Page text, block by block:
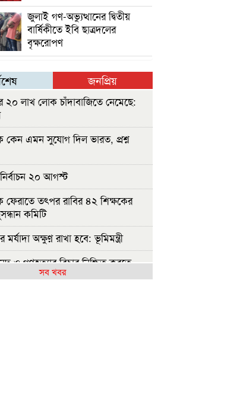
জুলাই গণ-অভ্যুত্থানের দ্বিতীয়
বার্ষিকীতে ইবি ছাত্রদলের
বৃক্ষরোপণ
জনপ্রিয়
২০ লাখ লোক চাঁদাবাজিতে নেমেছে:
কেন এমন সুযোগ দিল ভারত, প্রশ্ন
নির্বাচন ২০ আগস্ট
ফেরাতে তৎপর রাবির ৪২ শিক্ষকের
কমিটি
মর্যাদা অক্ষুণ্ন রাখা হবে: ভূমিমন্ত্রী
ও গণহত্যার বিচার নিশ্চিত করতে
করা হবেসব খবর